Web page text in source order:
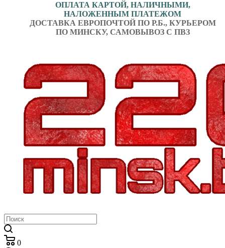
ОПЛАТА КАРТОЙ, НАЛИЧНЫМИ,
НАЛОЖЕННЫМ ПЛАТЕЖОМ
ДОСТАВКА ЕВРОПОЧТОЙ ПО Р.Б., КУРЬЕРОМ
ПО МИНСКУ, САМОВЫВОЗ С ПВЗ
0